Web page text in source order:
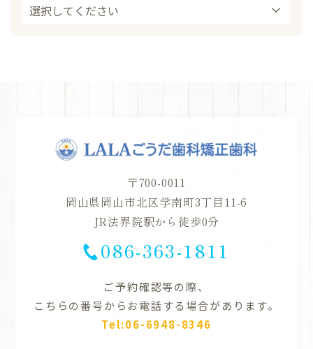
〒700-0011
岡山県岡山市北区学南町3丁目11-6
JR法界院駅から徒歩0分
086-363-1811
ご予約確認等の際、
こちらの番号からお電話する場合があります。
Tel:06-6948-8346